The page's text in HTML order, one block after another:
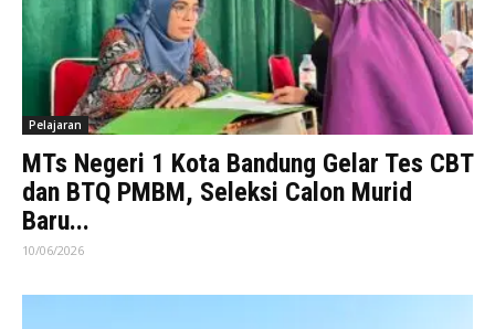
Pelajaran
MTs Negeri 1 Kota Bandung Gelar Tes CBT
dan BTQ PMBM, Seleksi Calon Murid
Baru...
10/06/2026